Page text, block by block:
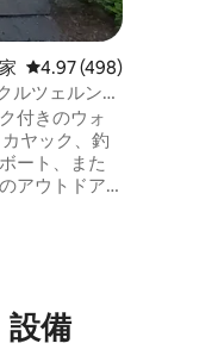
レビュー498件、5つ
4.97 (498)
ルツェルン、
付きのウォ
ート、また
アウトドア
。 マスター
みくださ
備